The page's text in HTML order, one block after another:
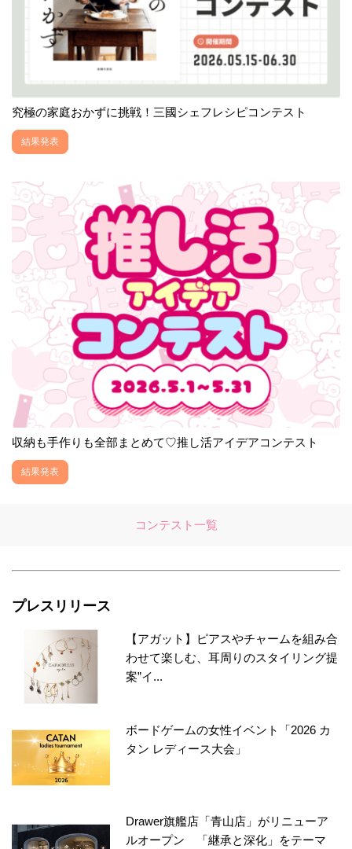
究極の家庭おかずに挑戦！三國シェフレシピコンテスト
結果発表
収納も手作りも全部まとめて♡推し活アイデアコンテスト
結果発表
コンテスト一覧
プレスリリース
【アガット】ピアスやチャームを組み合
わせて楽しむ、耳周りのスタイリング提
案”イ...
ボードゲームの女性イベント「2026 カ
タン レディース大会」
Drawer旗艦店「青山店」がリニューア
ルオープン 「継承と深化」をテーマ